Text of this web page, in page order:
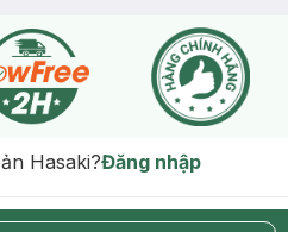
Hasaki?Đăng nhập